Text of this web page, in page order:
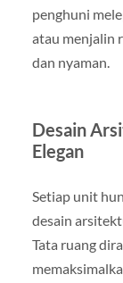
penghuni
atau menjalin
dan nyaman.
Desain
Elegan
Setiap unit
desain
Tata ruang